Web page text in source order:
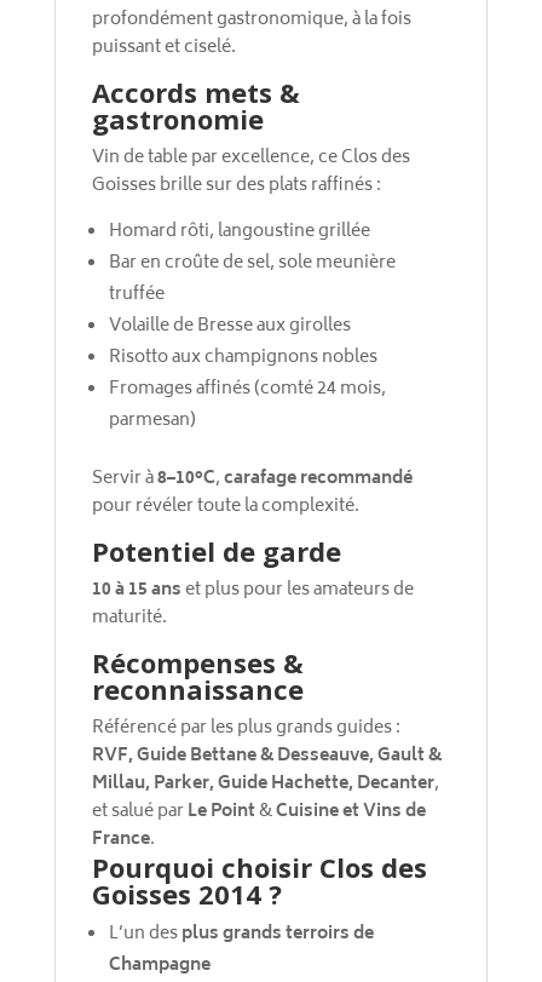
profondément gastronomique, à la fois
puissant et ciselé.
Accords mets &
gastronomie
Vin de table par excellence, ce Clos des
Goisses brille sur des plats raffinés :
Homard rôti, langoustine grillée
Bar en croûte de sel, sole meunière
truffée
Volaille de Bresse aux girolles
Risotto aux champignons nobles
Fromages affinés (comté 24 mois,
parmesan)
Servir à8–10°C,carafage recommandé
pour révéler toute la complexité.
Potentiel de garde
10 à 15 anset plus pour les amateurs de
maturité.
Récompenses &
reconnaissance
Référencé par les plus grands guides :
RVF, Guide Bettane & Desseauve, Gault &
Millau, Parker, Guide Hachette, Decanter,
et salué parLe Point&Cuisine et Vins de
France.
Pourquoi choisir Clos des
Goisses 2014 ?
L’un desplus grands terroirs de
Champagne